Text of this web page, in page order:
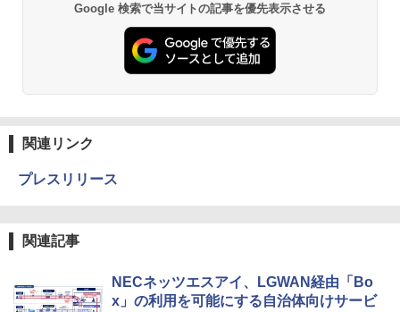
Google 検索で当サイトの記事を優先表示させる
関連リンク
プレスリリース
関連記事
NECネッツエスアイ、LGWAN経由「Bo
x」の利用を可能にする自治体向けサービ